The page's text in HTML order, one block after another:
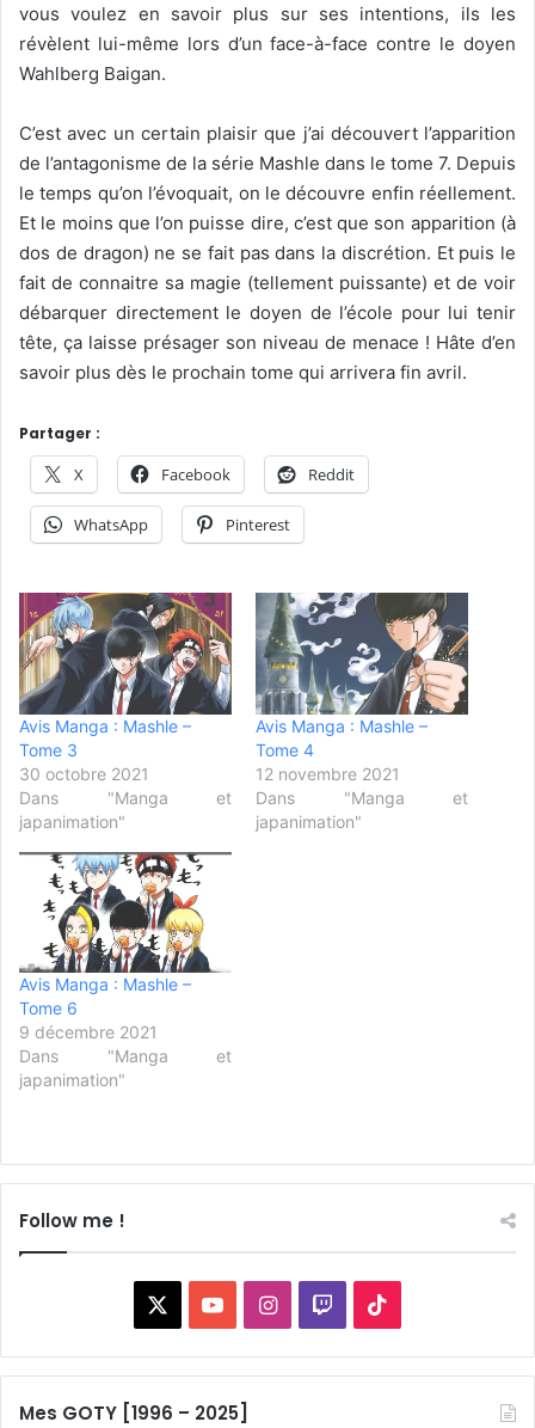
vous voulez en savoir plus sur ses intentions, ils les
révèlent lui-même lors d’un face-à-face contre le doyen
Wahlberg Baigan.
C’est avec un certain plaisir que j’ai découvert l’apparition
de l’antagonisme de la série Mashle dans le tome 7. Depuis
le temps qu’on l’évoquait, on le découvre enfin réellement.
Et le moins que l’on puisse dire, c’est que son apparition (à
dos de dragon) ne se fait pas dans la discrétion. Et puis le
fait de connaitre sa magie (tellement puissante) et de voir
débarquer directement le doyen de l’école pour lui tenir
tête, ça laisse présager son niveau de menace ! Hâte d’en
savoir plus dès le prochain tome qui arrivera fin avril.
Partager :
X Facebook Reddit
WhatsApp Pinterest
Avis Manga : Mashle –
Tome 3
30 octobre 2021
Dans "Manga et
japanimation"
Avis Manga : Mashle –
Tome 4
12 novembre 2021
Dans "Manga et
japanimation"
Avis Manga : Mashle –
Tome 6
9 décembre 2021
Dans "Manga et
japanimation"
Follow me !
YouTubeInstagram
Twitch
Mes GOTY [1996 – 2025]